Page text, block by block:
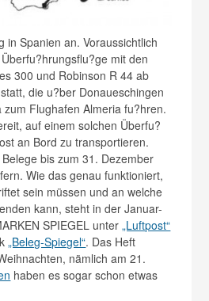
in Spanien an. Voraussichtlich
mit den
300 und Robinson R 44 ab
die u?ber Donaueschingen
zum Flughafen Almeria fu?hren.
auf einem solchen Überfu?
an Bord zu transportieren.
bis zum 31. Dezember
Wie das genau funktioniert,
sein müssen und an welche
kann, steht in der Januar-
SPIEGEL unter„Luftpost“
„Beleg-Spiegel“. Das Heft
nämlich am 21.
haben es sogar schon etwas